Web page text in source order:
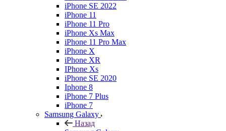
iPhone SE 2022
iPhone 11
iPhone 11 Pro
iPhone Xs Max
iPhone 11 Pro Max
iPhone X
iPhone XR
IPhone Xs
iPhone SE 2020
Iphone 8
iPhone 7 Plus
iPhone 7
Samsung Galaxy
Назад